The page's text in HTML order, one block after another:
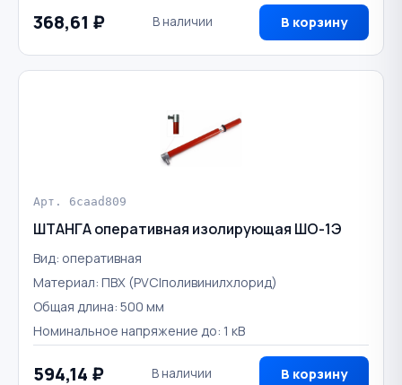
368,61 ₽ В наличии В корзину
Арт. 6caad809
ШТАНГА оперативная изолирующая ШО-1Э
Вид: оперативная
Материал: ПВХ (PVC|поливинилхлорид)
Общая длина: 500 мм
Номинальное напряжение до: 1 кВ
594,14 ₽ В наличии В корзину